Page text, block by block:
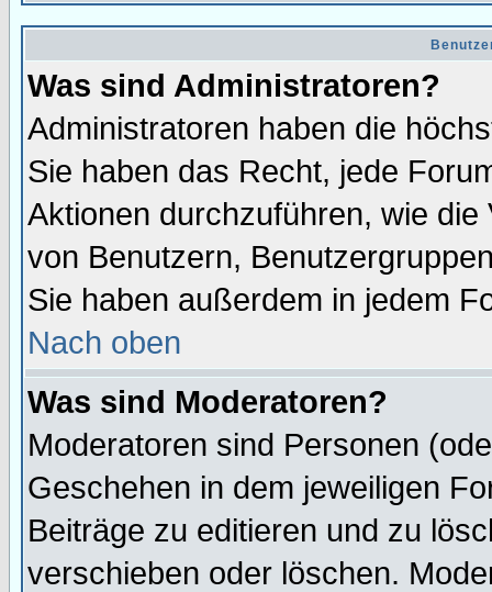
Was sind Administratoren?
Administratoren haben die
Sie haben das Recht, jede
Aktionen durchzuführen, wie
von Benutzern,
Sie haben außerdem in jedem
Nach oben
Was sind Moderatoren?
Moderatoren sind Personen
Geschehen in dem jeweiligen
Beiträge zu editieren und zu
verschieben oder löschen.